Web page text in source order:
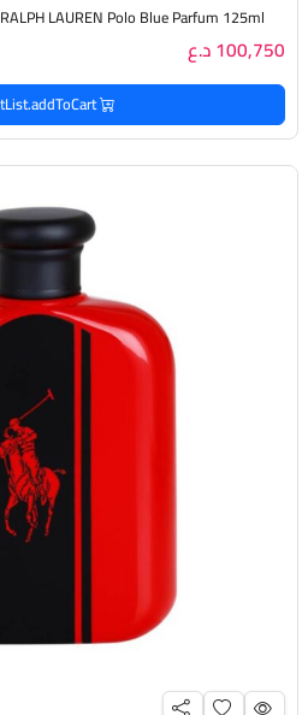
RALPH LAUREN Polo Blue Parfum 125ml رالف لورين بولو بلو عطر للرجال
100,750 د.ع
productList.addToCart